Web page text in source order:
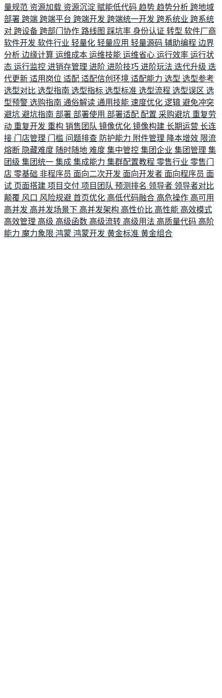
量规范 资源加载 资源沉淀 赋能低代码 趋势 趋势分析 跨地域
部署 跨端 跨端平台 跨端开发 跨端统一开发 跨系统业 跨系统
对 跨设备 跨部门协作 路线图 踩坑率 身份认证 转型 软件厂商
软件开发 软件行业 轻量化 轻量应用 轻量源码 辅助编程 边界
分析 边缘计算 运维成本 运维技能 运维省心 运行效率 运行状
态 运行监控 进销存管理 进阶 进阶技巧 进阶玩法 迭代升级 迭
代更新 适用岗位 适配 适配信创环境 适配能力 选型 选型参考
选型对比 选型指南 选型指标 选型标准 选型流程 选型误区 选
型预警 选购指南 通俗解读 通用技能 速度优化 逻辑 避免冲突
避坑 避坑指南 部署 部署使用 部署适配 配置 采购避坑 重复劳
动 重复开发 重构 销售团队 镜像优化 镜像构建 长期运营 长连
接 门店管理 门槛 问题排查 防护能力 附件管理 降本增效 限流
熔断 隐藏难度 随时随地 难度 集中管控 集团企业 集团管理 集
团级 集团统一 集成 集成能力 集群配置教程 零售行业 零售门
店 零基础 非程序员 面向二次开发 面向开发者 面向程序员 面
试 页面搭建 项目交付 项目团队 预测排名 领导者 领导者对比
颠覆 风口 风险规避 首页优化 高低代码融合 高危操作 高可用
高并发 高并发场景下 高并发架构 高性价比 高性能 高效模式
高效管理 高级 高级函数 高级流转 高级用法 高质量代码 高阶
能力 魔力象限 鸿蒙 鸿蒙开发 黄金标准 黄金组合